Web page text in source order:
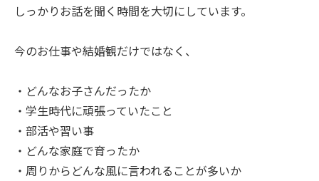
しっかりお話を聞く時間を大切にしています。
今のお仕事や結婚観だけではなく、
・どんなお子さんだったか
・学生時代に頑張っていたこと
・部活や習い事
・どんな家庭で育ったか
・周りからどんな風に言われることが多いか